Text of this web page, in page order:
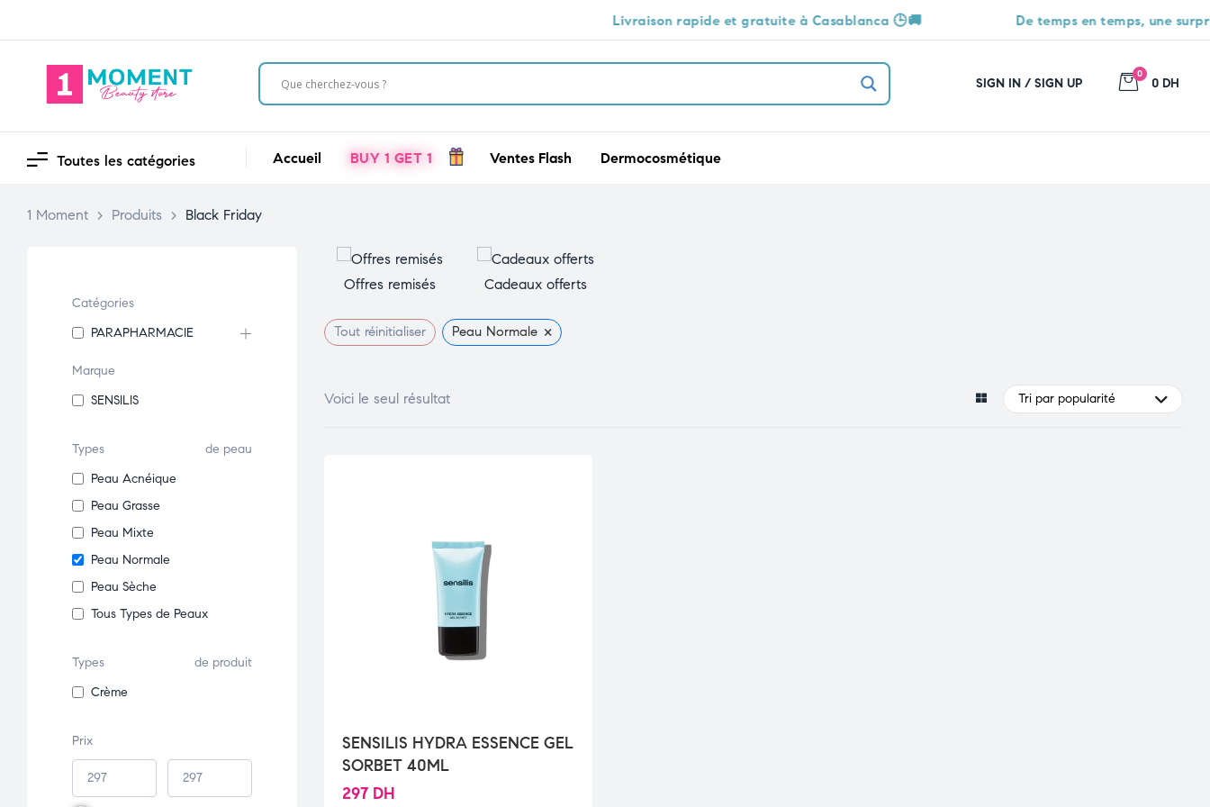
Livraison rapide et gratuite à Casablanca 🕒🚚 De temps en temps, une surprise vous
SIGN IN / SIGN UP
0
0 DH
Toutes les catégories Accueil BUY 1 GET 1 Ventes Flash Dermocosmétique
1 Moment > Produits > Black Friday
Offres remisés Cadeaux offerts
Tout réinitialiser Peau Normale ×
Voici le seul résultat Tri par popularité
SENSILIS HYDRA ESSENCE GEL
SORBET 40ML
297 DH
Catégories
PARAPHARMACIE
Marque
SENSILIS
Types
de peau
Peau Acnéique
Peau Grasse
Peau Mixte
Peau Normale
Peau Sèche
Tous Types de Peaux
Types
de produit
Crème
Prix